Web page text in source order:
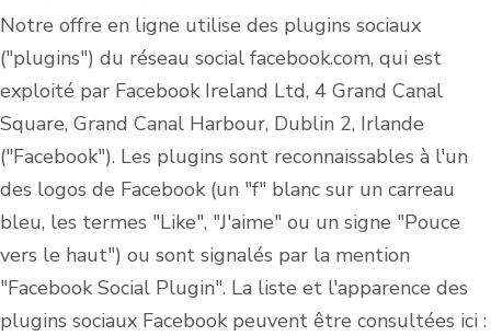
Notre offre en ligne utilise des plugins sociaux
("plugins") du réseau social facebook.com, qui est
exploité par Facebook Ireland Ltd, 4 Grand Canal
Square, Grand Canal Harbour, Dublin 2, Irlande
("Facebook"). Les plugins sont reconnaissables à l'un
des logos de Facebook (un "f" blanc sur un carreau
bleu, les termes "Like", "J'aime" ou un signe "Pouce
vers le haut") ou sont signalés par la mention
"Facebook Social Plugin". La liste et l'apparence des
plugins sociaux Facebook peuvent être consultées ici :